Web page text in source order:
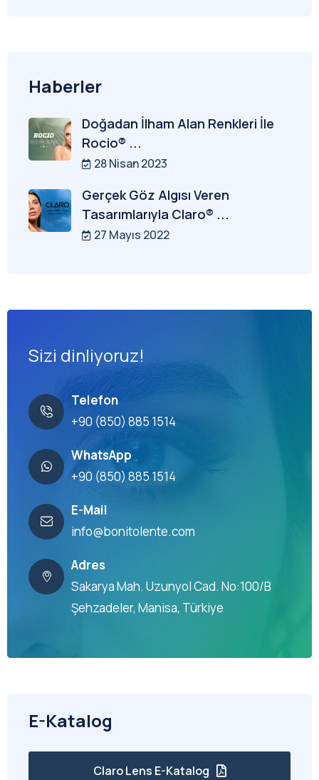
Haberler
Doğadan İlham Alan Renkleri İle
Rocio® ...
28 Nisan 2023
Gerçek Göz Algısı Veren
Tasarımlarıyla Claro® ...
27 Mayıs 2022
Sizi dinliyoruz!
Telefon
+90 (850) 885 1514
WhatsApp
+90 (850) 885 1514
E-Mail
info@bonitolente.com
Adres
Sakarya Mah. Uzunyol Cad. No:100/B
Şehzadeler, Manisa, Türkiye
E-Katalog
Claro Lens E-Katalog